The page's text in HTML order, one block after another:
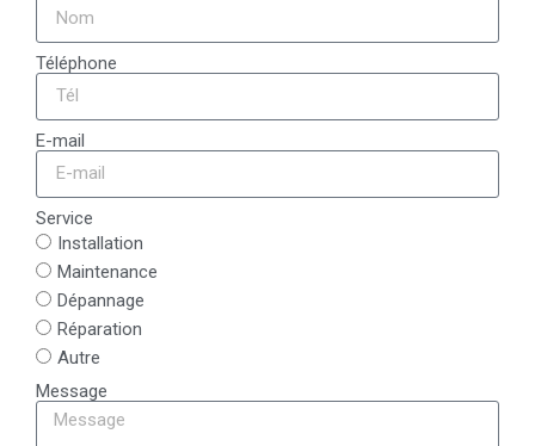
Téléphone
E-mail
Service
Installation
Maintenance
Dépannage
Réparation
Autre
Message